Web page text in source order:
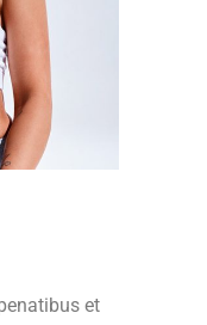
et